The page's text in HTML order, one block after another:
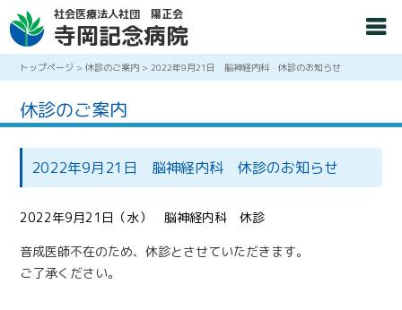
社会医療法人社団 陽正会
寺岡記念病院
トップページ >休診のご案内 >2022年9月21日 脳神経内科 休診のお知らせ
休診のご案内
2022年9月21日 脳神経内科 休診のお知らせ
2022年9月21日（水） 脳神経内科 休診
音成医師不在のため、休診とさせていただきます。
ご了承ください。